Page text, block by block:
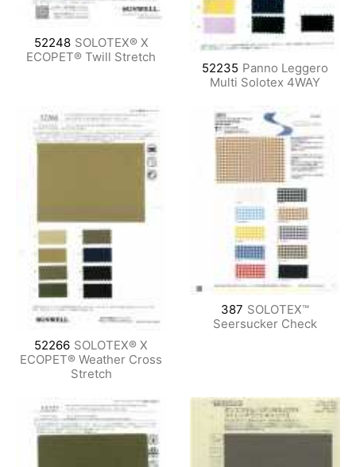
52248 SOLOTEX® X
ECOPET® Twill Stretch
52235 Panno Leggero
Multi Solotex 4WAY
52266 SOLOTEX® X
ECOPET® Weather Cross
Stretch
387 SOLOTEX™
Seersucker Check